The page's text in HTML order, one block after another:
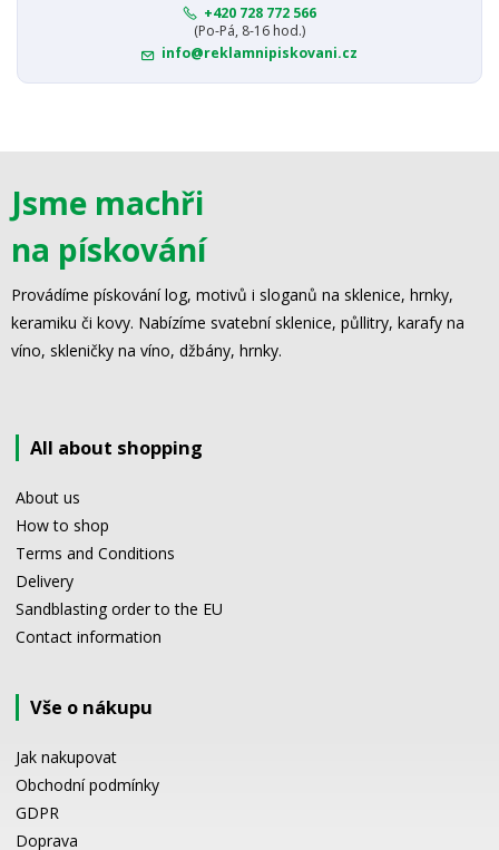
+420 728 772 566
(Po-Pá, 8-16 hod.)
info@reklamnipiskovani.cz
Jsme machři
na pískování
Provádíme pískování log, motivů i sloganů na sklenice, hrnky,
keramiku či kovy. Nabízíme svatební sklenice, půllitry, karafy na
víno, skleničky na víno, džbány, hrnky.
All about shopping
About us
How to shop
Terms and Conditions
Delivery
Sandblasting order to the EU
Contact information
Vše o nákupu
Jak nakupovat
Obchodní podmínky
GDPR
Doprava